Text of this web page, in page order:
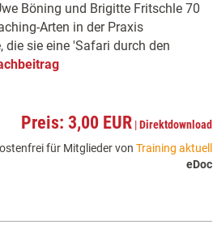
Böning und Brigitte Fritschle 70
Arten in der Praxis
sie eine 'Safari durch den
Preis: 3,00 EUR |Direktdownload
für Mitglieder von Training aktuell
eDoc